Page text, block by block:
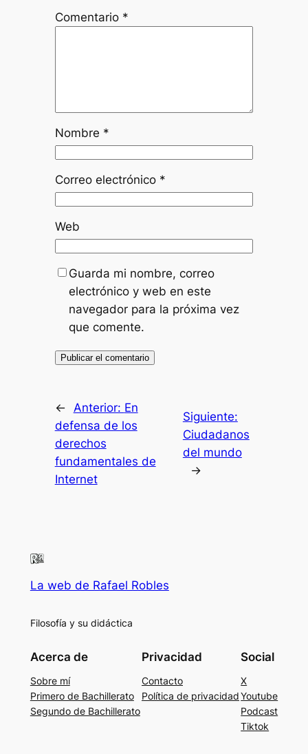
Comentario *
Nombre *
Correo electrónico *
Web
Guarda mi nombre, correo
electrónico y web en este
navegador para la próxima vez
que comente.
← Anterior: En
defensa de los
derechos
fundamentales de
Internet
Siguiente:
Ciudadanos
del mundo
→
La web de Rafael Robles
Filosofía y su didáctica
Acerca de
Sobre mí
Primero de Bachillerato
Segundo de Bachillerato
Privacidad
Contacto
Política de privacidad
Social
X
Youtube
Podcast
Tiktok